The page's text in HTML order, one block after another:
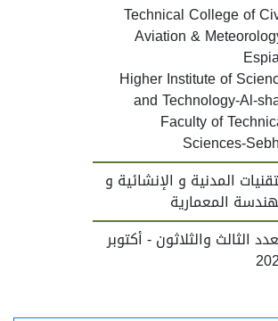
Technical College of
Aviation &
Higher Institute of
and Technology-Al-
Faculty of
Sciences-
المدنية و الإنشائية و
المعمارية
الثالث والثلاثون - أكتوبر